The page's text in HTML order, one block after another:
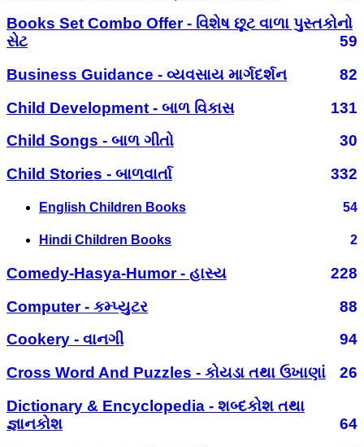
Books Set Combo Offer - વિશેષ છૂટ વાળા પુસ્તકોનો
સેટ
59
Business Guidance - વ્યવસાય માર્ગદર્શન
82
Child Development - બાળ વિકાસ
131
Child Songs - બાળ ગીતો
30
Child Stories - બાળવાર્તા
332
English Children Books 54
Hindi Children Books 2
Comedy-Hasya-Humor - હાસ્ય
228
Computer - કમ્પ્યુટર
88
Cookery - વાનગી
94
Cross Word And Puzzles - કોયડા તથા ઉખાણાં
26
Dictionary & Encyclopedia - શબ્દકોશ તથા
જ્ઞાનકોશ
64